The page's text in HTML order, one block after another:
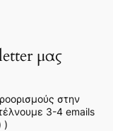
μας
στην
3-4 emails
)